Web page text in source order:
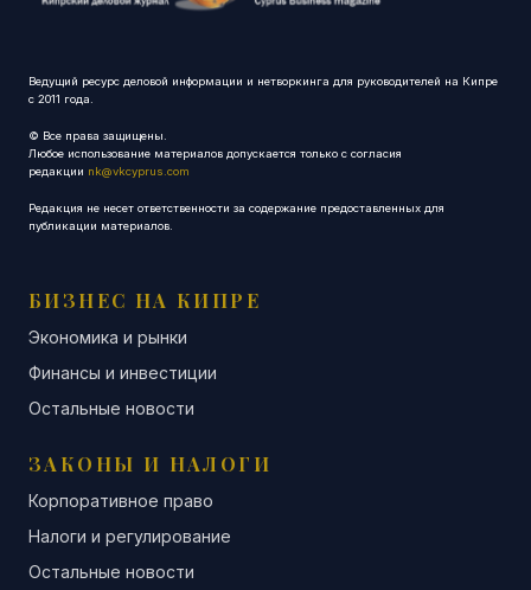
Ведущий ресурс деловой информации и нетворкинга для руководителей на Кипре
с 2011 года.
© Все права защищены.
Любое использование материалов допускается только с согласия
редакции nk@vkcyprus.com
Редакция не несет ответственности за содержание предоставленных для
публикации материалов.
БИЗНЕС НА КИПРЕ
Экономика и рынки
Финансы и инвестиции
Остальные новости
ЗАКОНЫ И НАЛОГИ
Корпоративное право
Налоги и регулирование
Остальные новости